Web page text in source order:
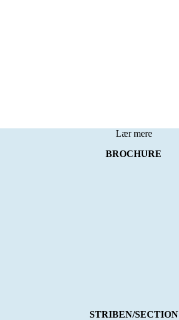
Lær mere
BROCHURE
STRIBEN/SECTION